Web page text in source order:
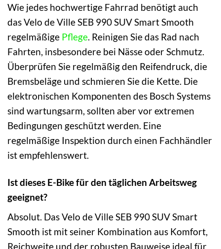
Wie jedes hochwertige Fahrrad benötigt auch
das Velo de Ville SEB 990 SUV Smart Smooth
regelmäßige Pflege. Reinigen Sie das Rad nach
Fahrten, insbesondere bei Nässe oder Schmutz.
Überprüfen Sie regelmäßig den Reifendruck, die
Bremsbeläge und schmieren Sie die Kette. Die
elektronischen Komponenten des Bosch Systems
sind wartungsarm, sollten aber vor extremen
Bedingungen geschützt werden. Eine
regelmäßige Inspektion durch einen Fachhändler
ist empfehlenswert.
Ist dieses E-Bike für den täglichen Arbeitsweg
geeignet?
Absolut. Das Velo de Ville SEB 990 SUV Smart
Smooth ist mit seiner Kombination aus Komfort,
Reichweite und der robusten Bauweise ideal für